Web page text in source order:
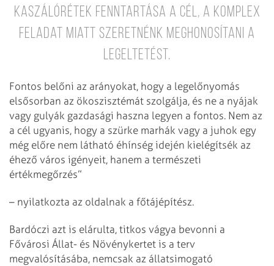
kaszálórétek fenntartása a cél, a komplex
feladat miatt szeretnénk meghonosítani a
legeltetést.
Fontos belőni az arányokat, hogy a legelőnyomás
elsősorban az ökoszisztémát szolgálja, és ne a nyájak
vagy gulyák gazdasági haszna legyen a fontos. Nem az
a cél ugyanis, hogy a szürke marhák vagy a juhok egy
még előre nem látható éhínség idején kielégítsék az
éhező város igényeit, hanem a természeti
értékmegőrzés”
– nyilatkozta az oldalnak a főtájépítész.
Bardóczi azt is elárulta, titkos vágya bevonni a
Fővárosi Állat- és Növénykertet is a terv
megvalósításába, nemcsak az állatsimogató